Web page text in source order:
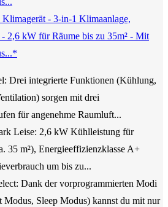
- 3-in-1 Klimaanlage,
2,6 kW für Räume bis zu 35m² - Mit
Drei integrierte Funktionen (Kühlung,
sorgen mit drei
für angenehme Raumluft...
Leise: 2,6 kW Kühlleistung für
35 m²), Energieeffizienzklasse A+
um bis zu...
Dank der vorprogrammierten Modi
Sleep Modus) kannst du mit nur